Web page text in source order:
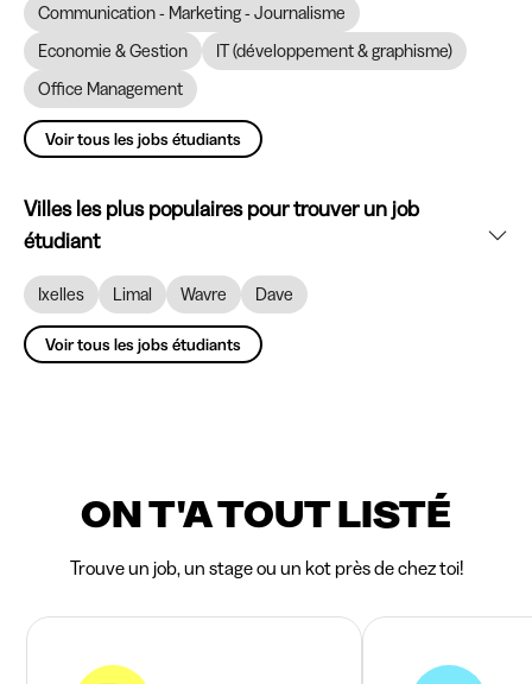
Communication - Marketing - Journalisme
Economie & Gestion
IT (développement & graphisme)
Office Management
Voir tous les jobs étudiants
Villes les plus populaires pour trouver un job
étudiant
Ixelles Limal Wavre Dave
Voir tous les jobs étudiants
ON T'A TOUT LISTÉ
Trouve un job, un stage ou un kot près de chez toi!